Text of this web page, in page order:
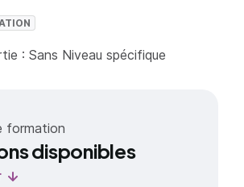
: Sans Niveau spécifique
formation
disponibles